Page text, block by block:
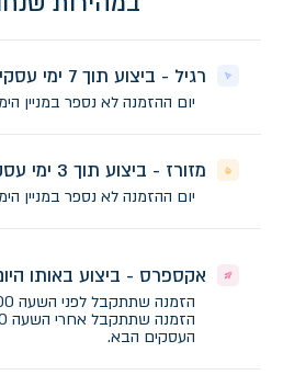
רגיל - ביצוע תוך 7 ימי עסקים
יום ההזמנה לא נספר במניין
מזורז - ביצוע תוך 3 ימי עסקים
יום ההזמנה לא נספר במניין
אקספרס - ביצוע באותו
הזמנה שתתקבל לפני השעה 10:00, תבוצע באותו היום.
העסקים הבא.